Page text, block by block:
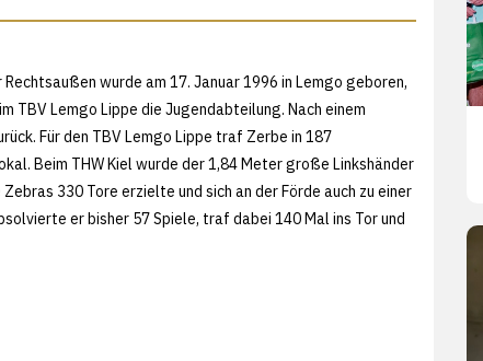
wurde am 17. Januar 1996 in Lemgo geboren,
TBV Lemgo Lippe die Jugendabteilung. Nach einem
Für den TBV Lemgo Lippe traf Zerbe in 187
Beim THW Kiel wurde der 1,84 Meter große Linkshänder
330 Tore erzielte und sich an der Förde auch zu einer
er bisher 57 Spiele, traf dabei 140 Mal ins Tor und